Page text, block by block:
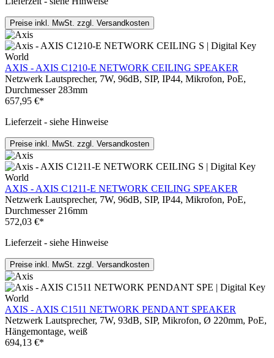
Preise inkl. MwSt. zzgl. Versandkosten
AXIS - AXIS C1210-E NETWORK CEILING SPEAKER
Netzwerk Lautsprecher, 7W, 96dB, SIP, IP44, Mikrofon, PoE,
Durchmesser 283mm
657,95 €*
Lieferzeit - siehe Hinweise
Preise inkl. MwSt. zzgl. Versandkosten
AXIS - AXIS C1211-E NETWORK CEILING SPEAKER
Netzwerk Lautsprecher, 7W, 96dB, SIP, IP44, Mikrofon, PoE,
Durchmesser 216mm
572,03 €*
Lieferzeit - siehe Hinweise
Preise inkl. MwSt. zzgl. Versandkosten
AXIS - AXIS C1511 NETWORK PENDANT SPEAKER
Netzwerk Lautsprecher, 7W, 93dB, SIP, Mikrofon, Ø 220mm, PoE,
Hängemontage, weiß
694,13 €*